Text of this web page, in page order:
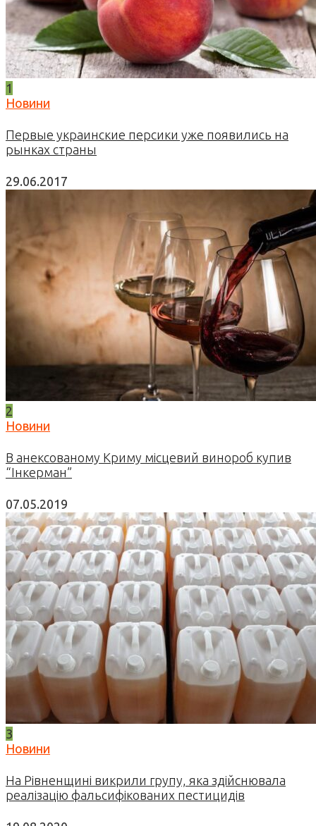
1
Новини
Первые украинские персики уже появились на
рынках страны
29.06.2017
2
Новини
В анексованому Криму місцевий винороб купив
“Інкерман”
07.05.2019
3
Новини
На Рівненщині викрили групу, яка здійснювала
реалізацію фальсифікованих пестицидів